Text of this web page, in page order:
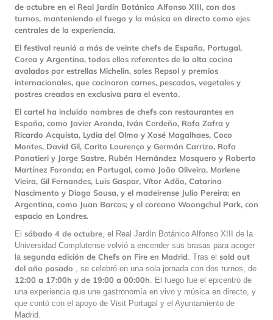
de octubre en el Real Jardín Botánico Alfonso XIII, con dos
turnos, manteniendo el fuego y la música en directo como ejes
centrales de la experiencia.
El festival reunió a más de veinte chefs de España, Portugal,
Corea y Argentina, todos ellos referentes de la alta cocina
avalados por estrellas Michelin, soles Repsol y premios
internacionales, que cocinaron carnes, pescados, vegetales y
postres creados en exclusiva para el evento.
El cartel ha incluido nombres de chefs con restaurantes en
España, como Javier Aranda, Iván Cerdeño, Rafa Zafra y
Ricardo Acquista, Lydia del Olmo y Xosé Magalhaes, Coco
Montes, David Gil, Carito Lourenço y Germán Carrizo, Rafa
Panatieri y Jorge Sastre, Rubén Hernández Mosquero y Roberto
Martínez Foronda; en Portugal, como João Oliveira, Marlene
Vieira, Gil Fernandes, Luis Gaspar, Vítor Adão, Catarina
Nascimento y Diogo Sousa, y el madeirense Julio Pereira; en
Argentina, como Juan Barcos; y el coreano Woongchul Park, con
espacio en Londres.
El sábado 4 de octubre , el Real Jardín Botánico Alfonso XIII de la
Universidad Complutense volvió a encender sus brasas para acoger
la segunda edición de Chefs on Fire en Madrid . Tras el sold out
del año pasado
, se celebró en una sola jornada con dos turnos, de
12:00 a 17:00h y de 19:00 a 00:00h . El fuego fue el epicentro de
una experiencia que une gastronomía en vivo y música en directo, y
que contó con el apoyo de Visit Portugal y el Ayuntamiento de
Madrid.